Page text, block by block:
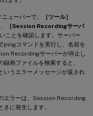
ューバーで、
［ツール］
［Session Recordingサーバ
ことを確認します。サーバー
pingコマンドを実行し、名前を
Recordingサーバーが停止し
画ファイルを検索すると、
いうエラーメッセージが返され
エラーは、Session Recording
に発生します。